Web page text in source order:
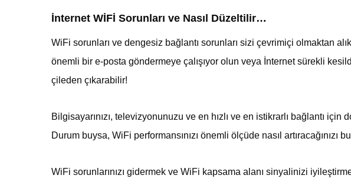
İnternet WİFİ Sorunları ve Nasıl Düzeltilir…
WiFi sorunları ve dengesiz bağlantı sorunları sizi çevrimiçi olmaktan
önemli bir e-posta göndermeye çalışıyor olun veya İnternet sürekli
çileden çıkarabilir!
Bilgisayarınızı, televizyonunuzu ve en hızlı ve en istikrarlı bağlantı
Durum buysa, WiFi performansınızı önemli ölçüde nasıl artıracağınızı
WiFi sorunlarınızı gidermek ve WiFi kapsama alanı sinyalinizi